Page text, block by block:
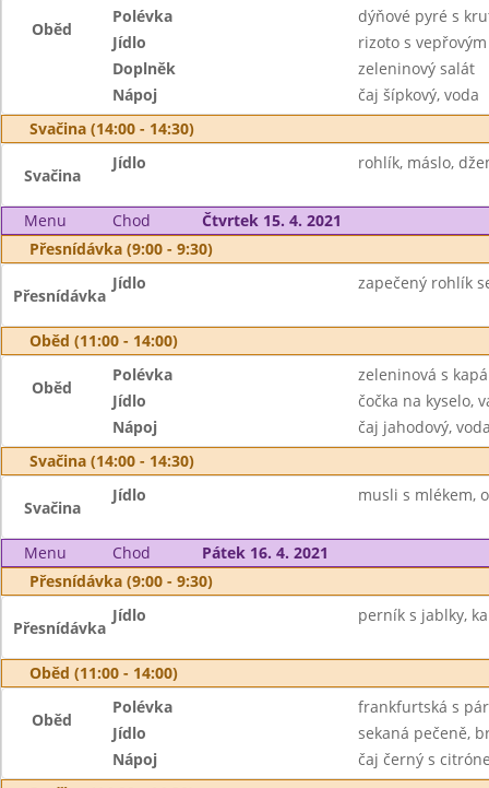
Oběd
Polévka
dýňové pyré s
Jídlo
rizoto s
Doplněk
zeleninový salát
Nápoj
čaj šípkový, voda
Svačina (14:00 - 14:30)
Svačina
Jídlo rohlík, máslo,
Menu Chod
Čtvrtek 15. 4. 2021
Přesnídávka (9:00 - 9:30)
Přesnídávka
Jídlo zapečený rohlík
Oběd (11:00 - 14:00)
Oběd
Polévka
zeleninová s
Jídlo
čočka na kyselo,
Nápoj
čaj jahodový,
Svačina (14:00 - 14:30)
Svačina
Jídlo musli s mlékem,
Menu Chod
Pátek 16. 4. 2021
Přesnídávka (9:00 - 9:30)
Přesnídávka
Jídlo perník s jablky,
Oběd (11:00 - 14:00)
Oběd
Polévka
frankfurtská s
Jídlo
sekaná pečeně,
Nápoj
čaj černý s